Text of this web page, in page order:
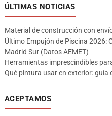
ÚLTIMAS NOTICIAS
Material de construcción con
Último Empujón de Piscina 2026:
Madrid Sur (Datos AEMET)
Herramientas imprescindibles
Qué pintura usar en exterior:
ACEPTAMOS